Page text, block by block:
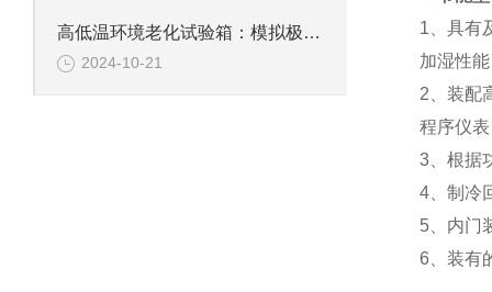
高低温环境老化试验箱：模拟极限环境的测试利器
2024-10-21
1、具有
加湿性
2、装配
程序仪
3、根据
4、制冷
5、内门
6、装有